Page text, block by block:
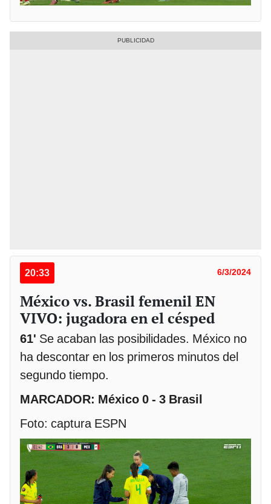
20:33 6/3/2024
México vs. Brasil femenil EN
VIVO: jugadora en el césped
61' Se acaban las posibilidades. México no
ha descontar en los primeros minutos del
segundo tiempo.
MARCADOR: México 0 - 3 Brasil
Foto: captura ESPN